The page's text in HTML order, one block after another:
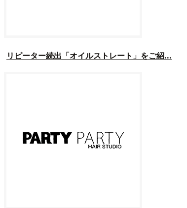
リピーター続出「オイルストレート」をご紹...